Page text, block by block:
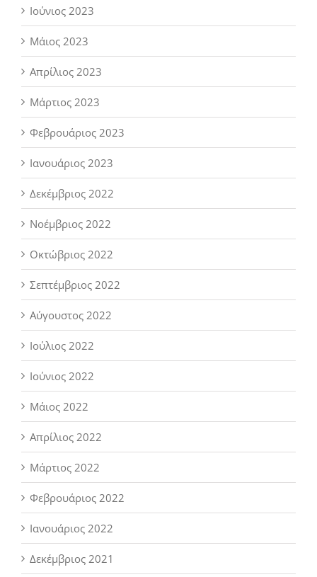
Ιούνιος 2023
Μάιος 2023
Απρίλιος 2023
Μάρτιος 2023
Φεβρουάριος 2023
Ιανουάριος 2023
Δεκέμβριος 2022
Νοέμβριος 2022
Οκτώβριος 2022
Σεπτέμβριος 2022
Αύγουστος 2022
Ιούλιος 2022
Ιούνιος 2022
Μάιος 2022
Απρίλιος 2022
Μάρτιος 2022
Φεβρουάριος 2022
Ιανουάριος 2022
Δεκέμβριος 2021